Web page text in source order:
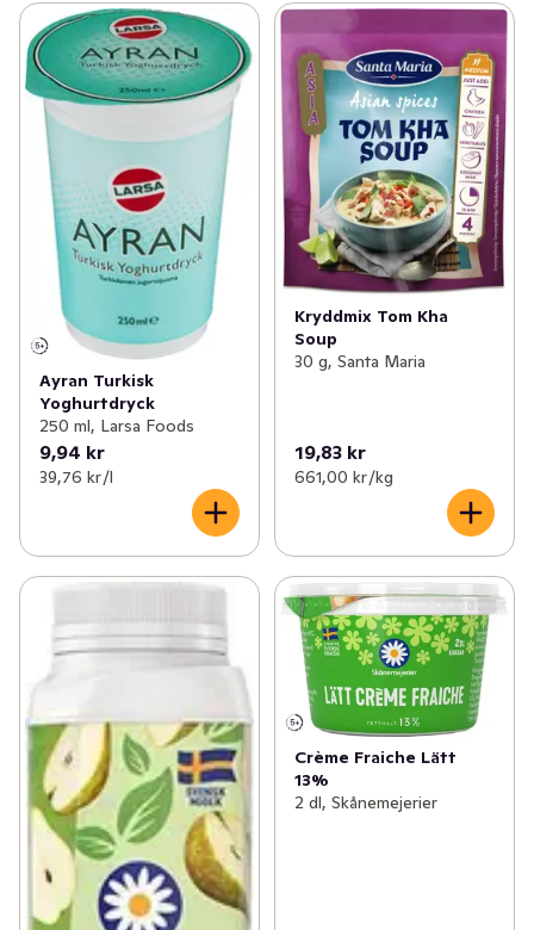
Ayran Turkisk
Yoghurtdryck
250 ml, Larsa Foods
9,94 kr
39,76 kr /l
Kryddmix Tom Kha
Soup
30 g, Santa Maria
19,83 kr
661,00 kr /kg
Crème Fraiche Lätt
13%
2 dl, Skånemejerier